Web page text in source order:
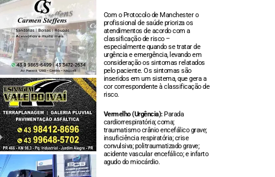
Com o Protocolo de Manchester o
profissional de saúde prioriza os
atendimentos de acordo com a
classificação de risco –
especialmente quando se tratar de
urgência e emergência, levando em
consideração os sintomas relatados
pelo paciente. Os sintomas são
inseridos em um sistema, que gera a
cor correspondente à classificação de
risco.
Vermelho (Urgência):Parada
cardiorrespiratória; coma;
traumatismo crânio encefálico grave;
insuficiência respiratória; crise
convulsiva; politraumatizado grave;
acidente vascular encefálico; e infarto
agudo do miocárdio.